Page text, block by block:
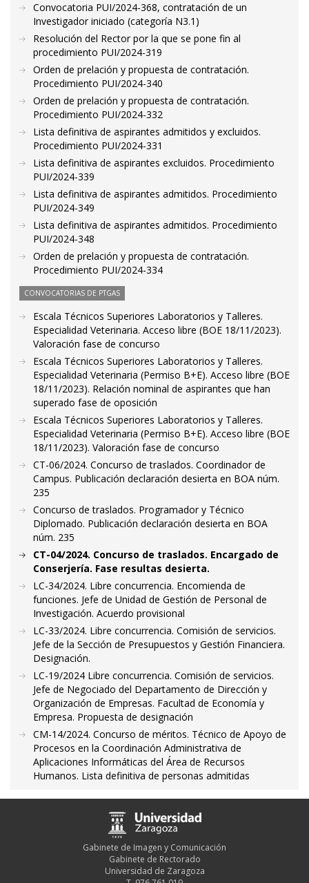
Convocatoria PUI/2024-368, contratación de un
Investigador iniciado (categoría N3.1)
Resolución del Rector por la que se pone fin al
procedimiento PUI/2024-319
Orden de prelación y propuesta de contratación.
Procedimiento PUI/2024-340
Orden de prelación y propuesta de contratación.
Procedimiento PUI/2024-332
Lista definitiva de aspirantes admitidos y excluidos.
Procedimiento PUI/2024-331
Lista definitiva de aspirantes excluidos. Procedimiento
PUI/2024-339
Lista definitiva de aspirantes admitidos. Procedimiento
PUI/2024-349
Lista definitiva de aspirantes admitidos. Procedimiento
PUI/2024-348
Orden de prelación y propuesta de contratación.
Procedimiento PUI/2024-334
CONVOCATORIAS DE PTGAS
Escala Técnicos Superiores Laboratorios y Talleres.
Especialidad Veterinaria. Acceso libre (BOE 18/11/2023).
Valoración fase de concurso
Escala Técnicos Superiores Laboratorios y Talleres.
Especialidad Veterinaria (Permiso B+E). Acceso libre (BOE
18/11/2023). Relación nominal de aspirantes que han
superado fase de oposición
Escala Técnicos Superiores Laboratorios y Talleres.
Especialidad Veterinaria (Permiso B+E). Acceso libre (BOE
18/11/2023). Valoración fase de concurso
CT-06/2024. Concurso de traslados. Coordinador de
Campus. Publicación declaración desierta en BOA núm.
235
Concurso de traslados. Programador y Técnico
Diplomado. Publicación declaración desierta en BOA
núm. 235
CT-04/2024. Concurso de traslados. Encargado de
Conserjería. Fase resultas desierta.
LC-34/2024. Libre concurrencia. Encomienda de
funciones. Jefe de Unidad de Gestión de Personal de
Investigación. Acuerdo provisional
LC-33/2024. Libre concurrencia. Comisión de servicios.
Jefe de la Sección de Presupuestos y Gestión Financiera.
Designación.
LC-19/2024 Libre concurrencia. Comisión de servicios.
Jefe de Negociado del Departamento de Dirección y
Organización de Empresas. Facultad de Economía y
Empresa. Propuesta de designación
CM-14/2024. Concurso de méritos. Técnico de Apoyo de
Procesos en la Coordinación Administrativa de
Aplicaciones Informáticas del Área de Recursos
Humanos. Lista definitiva de personas admitidas
Gabinete de Imagen y Comunicación
Gabinete de Rectorado
Universidad de Zaragoza